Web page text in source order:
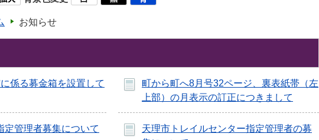
お知らせ
係る募金箱を設置して
町から町へ8月号32ページ、裏表紙帯（左
上部）の月表示の訂正につきまして
定管理者募集について
天理市トレイルセンター指定管理者の募